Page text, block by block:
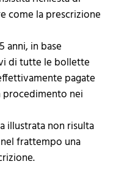
come la prescrizione
anni, in base
di tutte le bollette
pagate
procedimento nei
illustrata non risulta
frattempo una